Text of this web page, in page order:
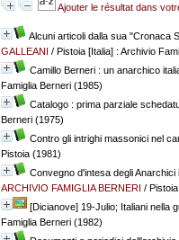
Ajouter le résultat dans
Alcuni articoli dalla sua "Cronaca
GALLEANI / Pistoia [Italia] : Archivio
Camillo Berneri : un anarchico
Famiglia Berneri (1985)
Catalogo : prima parziale
Berneri (1975)
Contro gli intrighi massonici nel
Pistoia (1981)
Convegno d'intesa degli
ARCHIVIO FAMIGLIA BERNERI /
[Dicianove] 19-Julio; Italiani nella
Famiglia Berneri (1982)